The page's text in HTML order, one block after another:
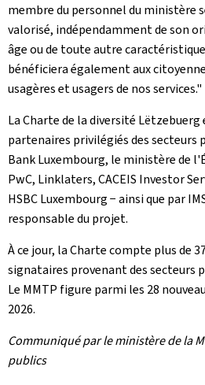
membre du personnel du ministère
valorisé, indépendamment de son
âge ou de toute autre
bénéficiera également aux
usagères et usagers de nos services."
La Charte de la diversité
partenaires privilégiés des secteurs
BankLuxembourg, le ministère de
PwC, Linklaters, CACEIS Investor
HSBC Luxembourg − ainsi que par
responsable du projet.
À ce jour, la Charte compte plus de
signataires provenant des secteurs
Le MMTP figure parmi les 28
2026.
Communiqué par le ministère de la
publics